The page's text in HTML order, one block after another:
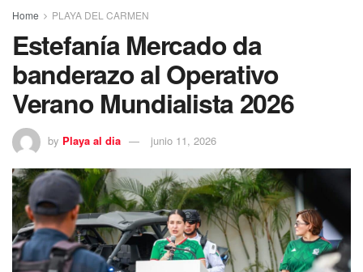
Home PLAYA DEL CARMEN
Estefanía Mercado da
banderazo al Operativo
Verano Mundialista 2026
by Playa al dia junio 11, 2026